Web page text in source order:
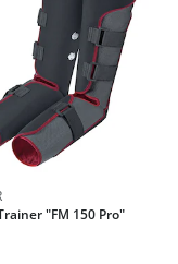
"FM 150 Pro"